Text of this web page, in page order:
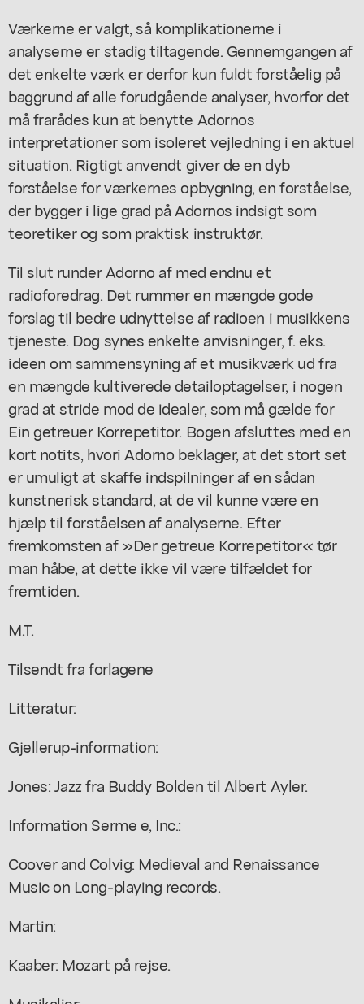
Værkerne er valgt, så komplikationerne i
analyserne er stadig tiltagende. Gennemgangen af
det enkelte værk er derfor kun fuldt forståelig på
baggrund af alle forudgående analyser, hvorfor det
må frarådes kun at benytte Adornos
interpretationer som isoleret vejledning i en aktuel
situation. Rigtigt anvendt giver de en dyb
forståelse for værkernes opbygning, en forståelse,
der bygger i lige grad på Adornos indsigt som
teoretiker og som praktisk instruktør.
Til slut runder Adorno af med endnu et
radioforedrag. Det rummer en mængde gode
forslag til bedre udnyttelse af radioen i musikkens
tjeneste. Dog synes enkelte anvisninger, f. eks.
ideen om sammensyning af et musikværk ud fra
en mængde kultiverede detailoptagelser, i nogen
grad at stride mod de idealer, som må gælde for
Ein getreuer Korrepetitor. Bogen afsluttes med en
kort notits, hvori Adorno beklager, at det stort set
er umuligt at skaffe indspilninger af en sådan
kunstnerisk standard, at de vil kunne være en
hjælp til forståelsen af analyserne. Efter
fremkomsten af »Der getreue Korrepetitor« tør
man håbe, at dette ikke vil være tilfældet for
fremtiden.
M.T.
Tilsendt fra forlagene
Litteratur:
Gjellerup-information:
Jones: Jazz fra Buddy Bolden til Albert Ayler.
Information Serme e, Inc.:
Coover and Colvig: Medieval and Renaissance
Music on Long-playing records.
Martin:
Kaaber: Mozart på rejse.